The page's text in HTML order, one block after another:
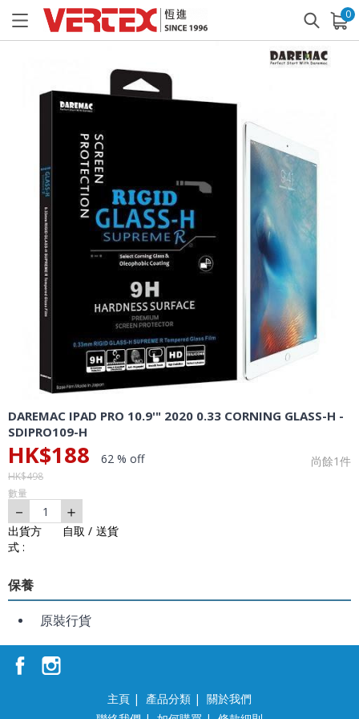
0
已加入購物車 查看
DAREMAC IPAD PRO 10.9'" 2020 0.33 CORNING GLASS-H -
SDIPRO109-H
HK$188 62 % off 尚餘1件
HK$498
數量
－ 1 ＋
出貨方
式 :
自取 / 送貨
保養
原裝行貨
主頁 | 產品分類 | 關於我們